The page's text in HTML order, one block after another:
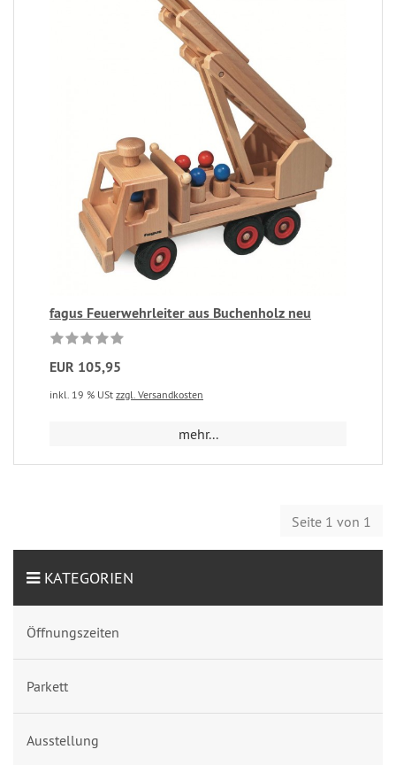
fagus Feuerwehrleiter aus Buchenholz neu
EUR 105,95
inkl. 19 % USt zzgl. Versandkosten
mehr...
Seite 1 von 1
KATEGORIEN
Öffnungszeiten
Parkett
Ausstellung